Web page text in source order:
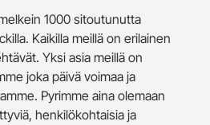
1000 sitoutunutta
Kaikilla meillä on erilainen
Yksi asia meillä on
joka päivä voimaa ja
Pyrimme aina olemaan
henkilökohtaisia ja